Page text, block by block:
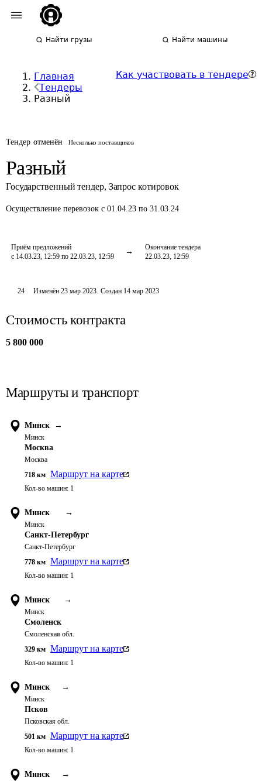
Найти грузы Найти машины
Главная
Тендеры
Разный
Как участвовать в тендере
Тендер отменён Несколько поставщиков
Разный
Государственный тендер, Запрос котировок
Осуществление перевозок с 01.04.23 по 31.03.24
Приём предложений
с 14.03.23, 12:59 по 22.03.23, 12:59
Окончание тендера
22.03.23, 12:59
24 Изменён23 мар 2023. Создан 14 мар 2023
Стоимость контракта
5 800 000
Маршруты и транспорт
Минск →
Минск
Москва
Москва
718 км Маршрут на карте
Кол-во машин: 1
Минск →
Минск
Санкт-Петербург
Санкт-Петербург
778 км Маршрут на карте
Кол-во машин: 1
Минск →
Минск
Смоленск
Смоленская обл.
329 км Маршрут на карте
Кол-во машин: 1
Минск →
Минск
Псков
Псковская обл.
501 км Маршрут на карте
Кол-во машин: 1
Минск →